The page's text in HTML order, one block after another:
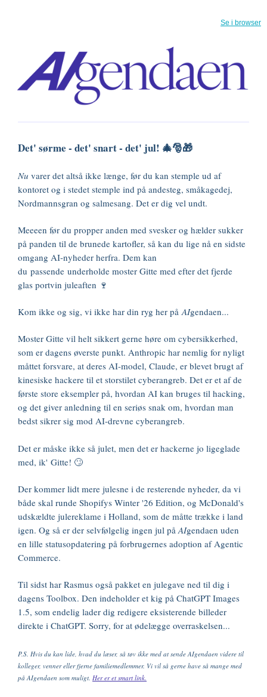
Se i browser
Det' sørme - det' snart - det' jul! 🎄🎅🎁
Nu varer det altså ikke længe, før du kan stemple ud af
kontoret og i stedet stemple ind på andesteg, småkagedej,
Nordmannsgran og salmesang. Det er dig vel undt.
Meeeen før du propper anden med svesker og hælder sukker
på panden til de brunede kartofler, så kan du lige nå en sidste
omgang AI-nyheder herfra. Dem kan
du passende underholde moster Gitte med efter det fjerde
glas portvin juleaften 🍷
Kom ikke og sig, vi ikke har din ryg her påAIgendaen...
Moster Gitte vil helt sikkert gerne høre om cybersikkerhed,
som er dagens øverste punkt. Anthropic har nemlig for nyligt
måttet forsvare, at deres AI-model, Claude, er blevet brugt af
kinesiske hackere til et storstilet cyberangreb. Det er et af de
første store eksempler på, hvordan AI kan bruges til hacking,
og det giver anledning til en seriøs snak om, hvordan man
bedst sikrer sig mod AI-drevne cyberangreb.
Det er måske ikke så julet, men det er hackerne jo ligeglade
med, ik' Gitte! 🙄
Der kommer lidt mere julesne i de resterende nyheder, da vi
både skal runde Shopifys Winter '26 Edition, og McDonald's
udskældte julereklame i Holland, som de måtte trække i land
igen. Og så er der selvfølgelig ingen jul påAIgendaen uden
en lille statusopdatering på forbrugernes adoption af Agentic
Commerce.
Til sidst har Rasmus også pakket en julegave ned til dig i
dagens Toolbox. Den indeholder et kig på ChatGPT Images
1.5, som endelig lader dig redigere eksisterende billeder
direkte i ChatGPT. Sorry, for at ødelægge overraskelsen...
P.S. Hvis du kan lide, hvad du læser, så tøv ikke med at sende AIgendaen videre til
kolleger, venner eller fjerne familiemedlemmer. Vi vil så gerne have så mange med
på AIgendaen som muligt. Her er et smart link.